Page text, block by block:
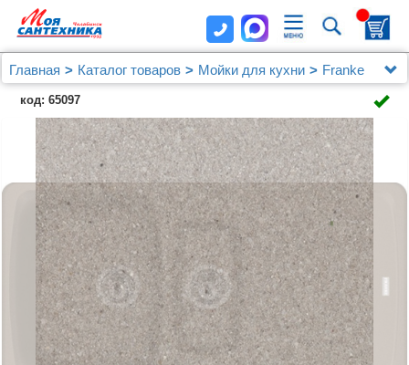
Главная Каталог товаров Мойки для кухни
Franke
Мойка кухонная Franke AZG 651 миндаль
код: 65097